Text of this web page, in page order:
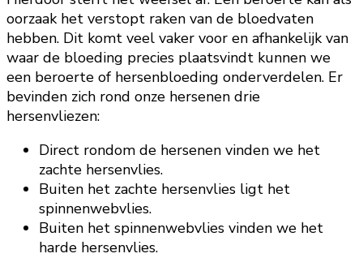
oorzaak het verstopt raken van de bloedvaten
hebben. Dit komt veel vaker voor en afhankelijk van
waar de bloeding precies plaatsvindt kunnen we
een beroerte of hersenbloeding onderverdelen. Er
bevinden zich rond onze hersenen drie
hersenvliezen:
Direct rondom de hersenen vinden we het
zachte hersenvlies.
Buiten het zachte hersenvlies ligt het
spinnenwebvlies.
Buiten het spinnenwebvlies vinden we het
harde hersenvlies.